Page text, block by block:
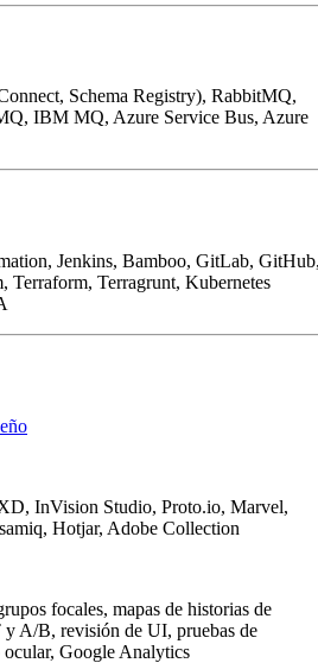
Schema Registry), RabbitMQ,
IBM MQ, Azure Service Bus, Azure
Jenkins, Bamboo, GitLab,
Terragrunt, Kubernetes
InVision Studio, Proto.io, Marvel,
Hotjar, Adobe Collection
focales, mapas de historias de
A/B, revisión de UI, pruebas de
Google Analytics